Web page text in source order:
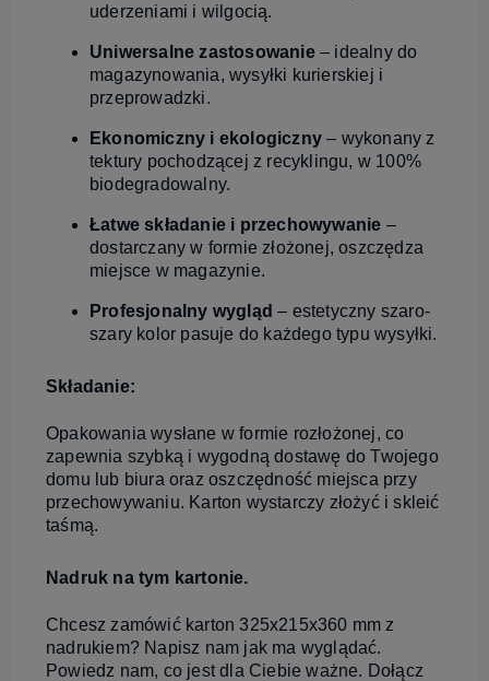
uderzeniami i wilgocią.
Uniwersalne zastosowanie– idealny do
magazynowania, wysyłki kurierskiej i
przeprowadzki.
Ekonomiczny i ekologiczny – wykonany z
tektury pochodzącej z recyklingu, w 100%
biodegradowalny.
Łatwe składanie i przechowywanie –
dostarczany w formie złożonej, oszczędza
miejsce w magazynie.
Profesjonalny wygląd – estetyczny szaro-
szary kolor pasuje do każdego typu wysyłki.
Składanie:
Opakowania wysłane w formie rozłożonej, co
zapewnia szybką i wygodną dostawę do Twojego
domu lub biura oraz oszczędność miejsca przy
przechowywaniu. Karton wystarczy złożyć i skleić
taśmą.
Nadruk na tym kartonie.
Chcesz zamówić karton 325x215x360 mm z
nadrukiem? Napisz nam jak ma wyglądać.
Powiedz nam, co jest dla Ciebie ważne. Dołącz